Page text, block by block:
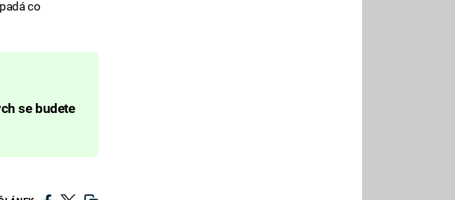
co
se budete